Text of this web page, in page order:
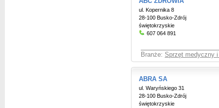
ul. Kopernika 8
28-100 Busko-Zdrój
świętokrzyskie
607 064 891
Branże: Sprzęt medyczny
ABRA SA
ul. Waryńskiego 31
28-100 Busko-Zdrój
świętokrzyskie